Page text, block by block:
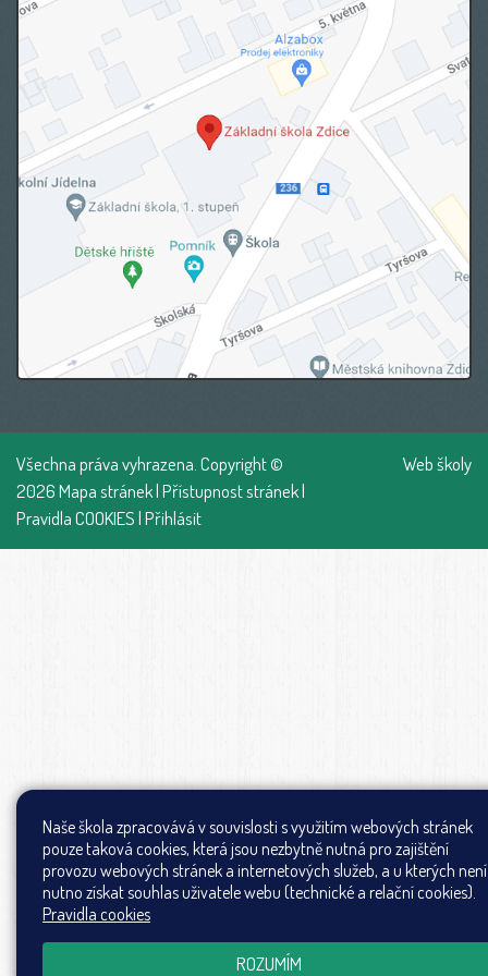
Všechna práva vyhrazena. Copyright ©
2026Mapa stránek|Přístupnost stránek|
Pravidla COOKIES|Přihlásit
Web školy
Naše škola zpracovává v souvislosti s využitím webových stránek
pouze taková cookies, která jsou nezbytně nutná pro zajištění
provozu webových stránek a internetových služeb, a u kterých není
nutno získat souhlas uživatele webu (technické a relační cookies).
Pravidla cookies
ROZUMÍM